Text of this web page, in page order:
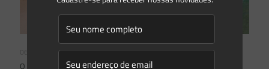
06/02/2023
O que está valendo para APP de restinga